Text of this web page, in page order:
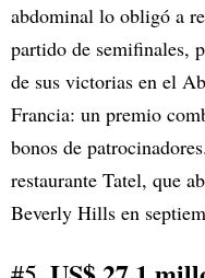
abdominal lo obligó a
partido de semifinales,
de sus victorias en el
Francia: un premio
bonos de
restaurante Tatel, que
Beverly Hills en